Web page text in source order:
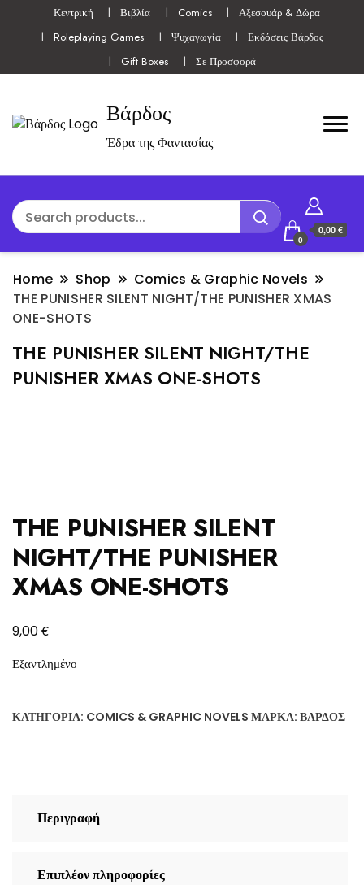
Κεντρική Βιβλία Comics
Αξεσουάρ & Δώρα
Roleplaying Games
Ψυχαγωγία
Εκδόσεις Βάρδος
Gift Boxes
Σε Προσφορά
Βάρδος
Έδρα της Φαντασίας
0
0,00 €
Home Shop
Comics & Graphic Novels
THE PUNISHER SILENT NIGHT/THE PUNISHER XMAS
ONE-SHOTS
THE PUNISHER SILENT NIGHT/THE
PUNISHER XMAS ONE-SHOTS
THE PUNISHER SILENT
NIGHT/THE PUNISHER
XMAS ONE-SHOTS
9,00€
Εξαντλημένο
ΚΑΤΗΓΟΡΊΑ: COMICS & GRAPHIC NOVELS ΜΆΡΚΑ: ΒΆΡΔΟΣ
Περιγραφή
Επιπλέον πληροφορίες